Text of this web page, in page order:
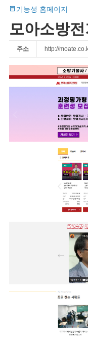
기능성 홈페이지
모아소방전
주소 http://